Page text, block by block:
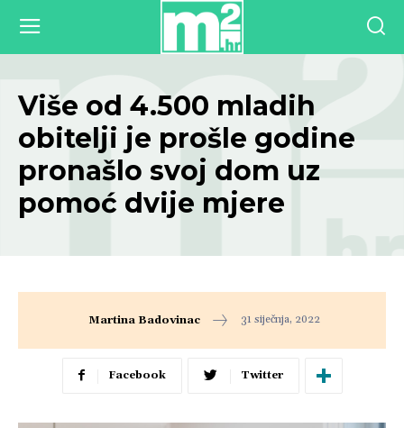
Više od 4.500 mladih
obitelji je prošle godine
pronašlo svoj dom uz
pomoć dvije mjere
Martina Badovinac 31 siječnja, 2022
Facebook Twitter